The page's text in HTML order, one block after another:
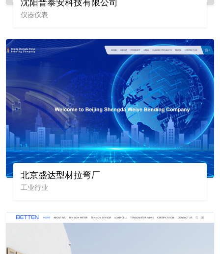
沈阳普泰安科技有限公司
仪器仪表
北京盛达型材拉弯厂
工业行业